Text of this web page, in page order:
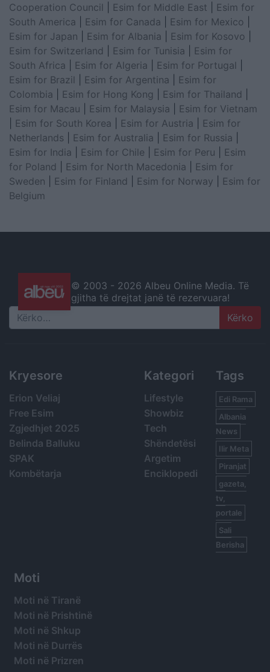
Cooperation Council
Esim for Middle East
Esim for
South America
Esim for Canada Esim for Mexico
Esim for Japan
Esim for Albania Esim for Kosovo
Esim for Switzerland
Esim for Tunisia
Esim for
South Africa
Esim for Algeria Esim for Portugal
Esim for Brazil
Esim for Argentina
Esim for
Colombia
Esim for Hong Kong Esim for Thailand
Esim for Macau
Esim for Malaysia
Esim for Vietnam
Esim for South Korea Esim for Austria
Esim for
Netherlands
Esim for Australia Esim for Russia
Esim for India
Esim for Chile Esim for Peru
Esim
for Poland
Esim for North Macedonia
Esim for
Sweden
Esim for Finland Esim for Norway
Esim for
Belgium
© 2003 - 2026 Albeu Online Media. Të
gjitha të drejtat janë të rezervuara!
Search
Kryesore
Erion Veliaj
Free Esim
Zgjedhjet 2025
Belinda Balluku
SPAK
Kombëtarja
Kategori
Lifestyle
Showbiz
Tech
Shëndetësi
Argetim
Enciklopedi
Tags
Edi Rama
Albania
News
Ilir Meta
Piranjat
gazeta,
tv,
portale
Sali
Berisha
Moti
Moti në Tiranë
Moti në Prishtinë
Moti në Shkup
Moti në Durrës
Moti në Prizren